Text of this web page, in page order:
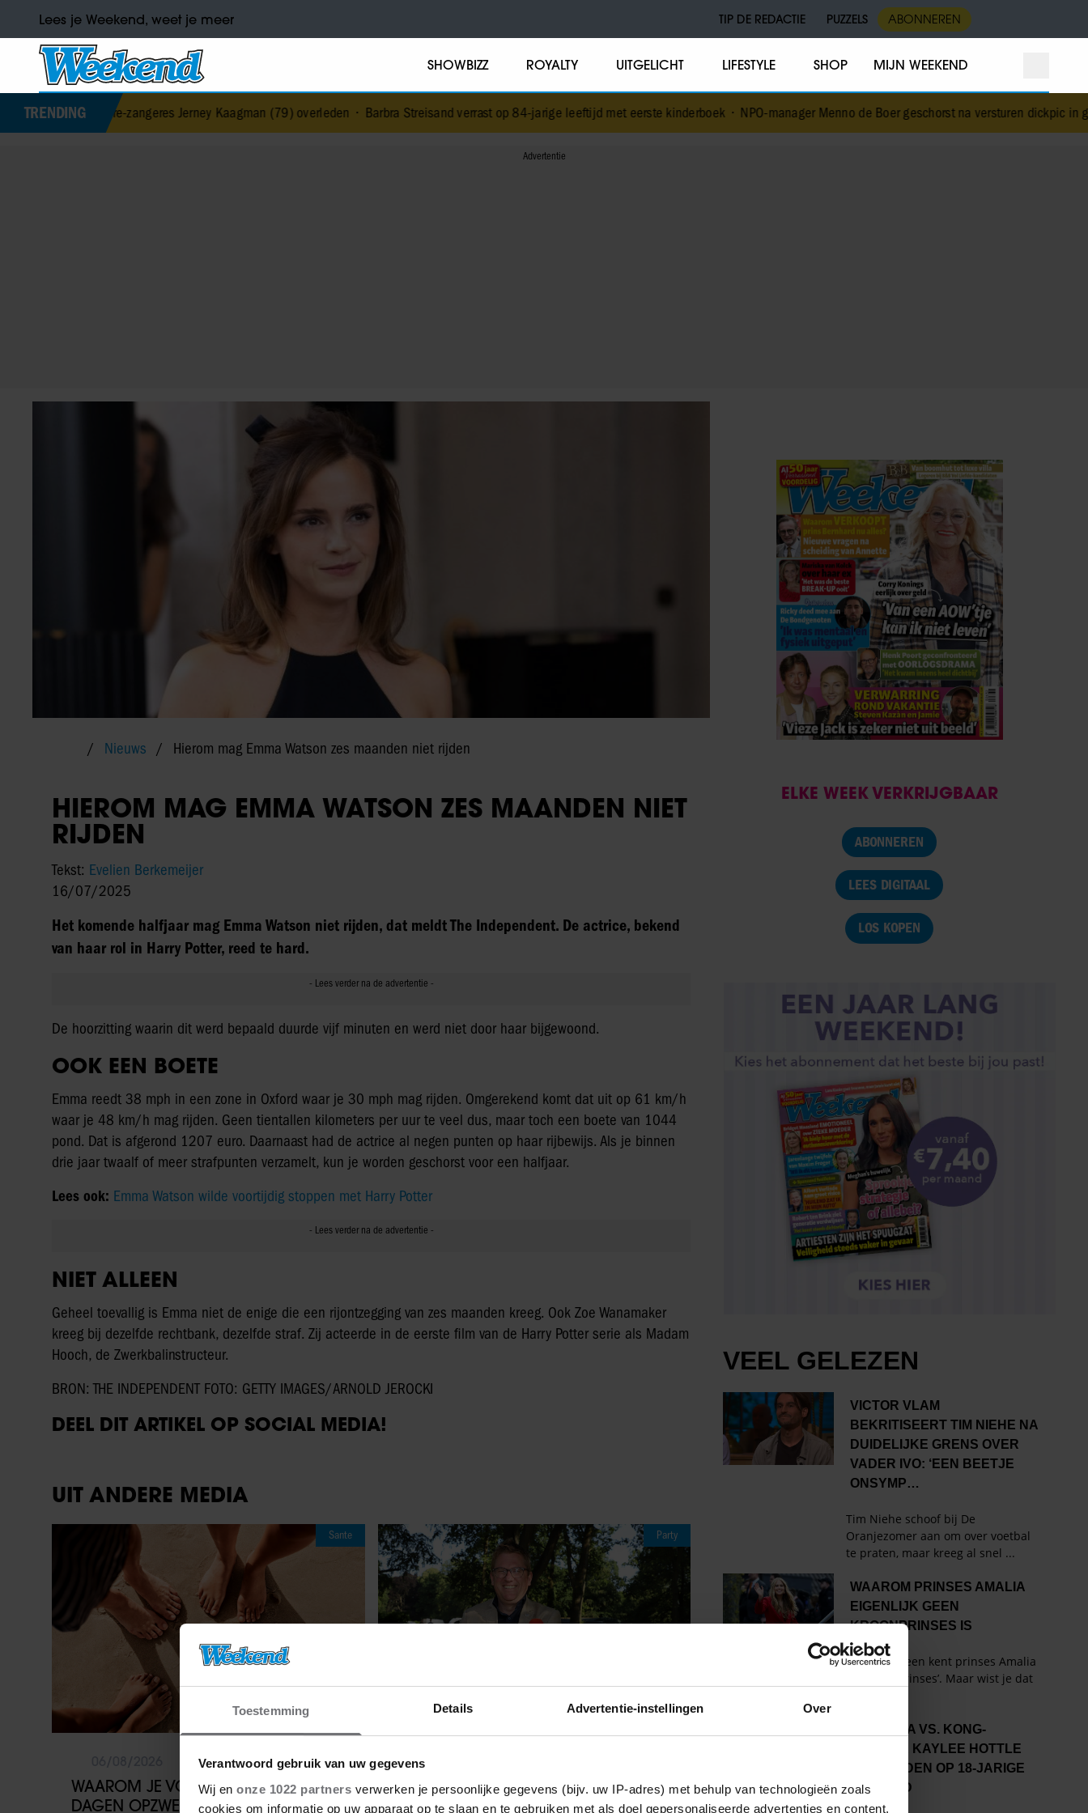
Toestemming Details Advertentie-instellingen Over
Verantwoord gebruik van uw gegevens
Wij en onze 1022 partners verwerken je persoonlijke gegevens (bijv. uw IP-adres) met behulp van technologieën zoals
cookies om informatie op uw apparaat op te slaan en te gebruiken met als doel gepersonaliseerde advertenties en content,
Lees je Weekend, weet je meer TIP DE REDACTIE PUZZELS ABONNEREN
SHOWBIZZ ROYALTY UITGELICHT LIFESTYLE SHOP MIJN WEEKEND
TRENDING
& Fire-zangeres Jerney Kaagman (79) overleden •Barbra Streisand verrast op 84-jarige leeftijd met eerste kinderboek•NPO-manager Menno de Boer geschorst na versturen dickpic in groepsapp met
Nieuws Hierom mag Emma Watson zes maanden niet rijden
HIEROM MAG EMMA WATSON ZES MAANDEN NIET
RIJDEN
Tekst: Evelien Berkemeijer
16/07/2025
Het komende halfjaar mag Emma Watson niet rijden, dat meldt The Independent. De actrice, bekend
van haar rol in Harry Potter, reed te hard.
De hoorzitting waarin dit werd bepaald duurde vijf minuten en werd niet door haar bijgewoond.
OOK EEN BOETE
Emma reedt 38 mph in een zone in Oxford waar je 30 mph mag rijden. Omgerekend komt dat uit op 61 km/h
waar je 48 km/h mag rijden. Geen tientallen kilometers per uur te veel dus, maar toch een boete van 1044
pond. Dat is afgerond 1207 euro. Daarnaast had de actrice al negen punten op haar rijbewijs. Als je binnen
drie jaar twaalf of meer strafpunten verzamelt, kun je worden geschorst voor een halfjaar.
Lees ook: Emma Watson wilde voortijdig stoppen met Harry Potter
NIET ALLEEN
Geheel toevallig is Emma niet de enige die een rijontzegging van zes maanden kreeg. Ook Zoe Wanamaker
kreeg bij dezelfde rechtbank, dezelfde straf. Zij acteerde in de eerste film van de Harry Potter serie als Madam
Hooch, de Zwerkbalinstructeur.
BRON: THE INDEPENDENT FOTO: GETTY IMAGES/ARNOLD JEROCKI
DEEL DIT ARTIKEL OP SOCIAL MEDIA!
UIT ANDERE MEDIA
Sante
WAAROM JE VOETEN OP WARME
DAGEN OPZWELLEN (EN WAT JE
Party
06/08/2026
JAÏR FERWERDA OPENHARTIG OVER
ZIJN JEUGD: “MIJN ZUS IS MIJN
ELKE WEEK VERKRIJGBAAR
ABONNEREN
LEES DIGITAAL
LOS KOPEN